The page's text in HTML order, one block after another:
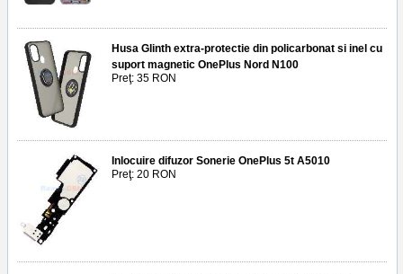
Husa Glinth extra-protectie din policarbonat si inel cu
suport magnetic OnePlus Nord N100
Preţ: 35 RON
Inlocuire difuzor Sonerie OnePlus 5t A5010
Preţ: 20 RON